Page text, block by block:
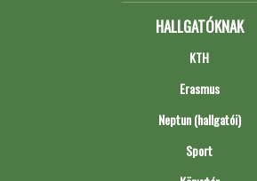
HALLGATÓKNAK
KTH
Erasmus
Neptun (hallgatói)
Sport